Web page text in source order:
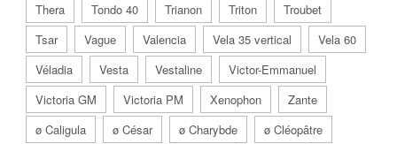
Thera
Tondo 40 Trianon Triton
Troubet
Tsar
Vague Valencia Vela 35 vertical
Vela 60
Véladia
Vesta Vestaline
Victor-Emmanuel
Victoria GM
Victoria PM Xenophon
Zante
ø Caligula
ø César ø Charybde
ø Cléopâtre